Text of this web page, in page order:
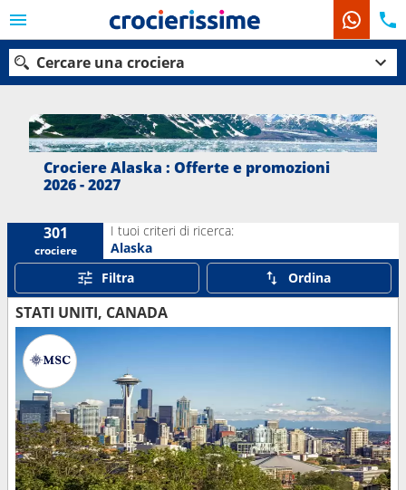
Cercare una crociera
Le nostre destinazioni
Porti
Ricerca
Crociere Alaska : Offerte e promozioni
2026 - 2027
301
crociere
I tuoi criteri di ricerca:
Alaska
Filtra
Ordina
STATI UNITI, CANADA